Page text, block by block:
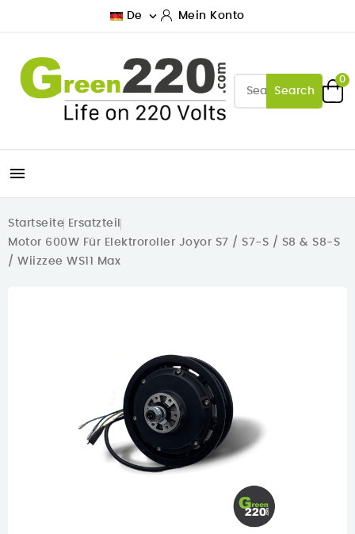
De  Mein Konto
Search
0

Startseite Ersatzteil
Motor 600W Für Elektroroller Joyor S7 / S7-S / S8 & S8-S
/ Wiizzee WS11 Max